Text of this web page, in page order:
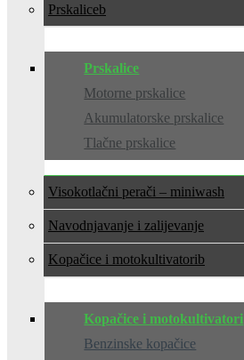
Prskalice
Prskalice
Motorne prskalice
Akumulatorske prskalice
Tlačne prskalice
Visokotlačni perači – miniwash
Navodnjavanje i zalijevanje
Kopačice i motokultivatori
Kopačice i motokultivatori
Benzinske kopačice